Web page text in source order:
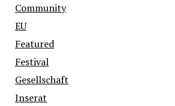
Community
EU
Featured
Festival
Gesellschaft
Inserat